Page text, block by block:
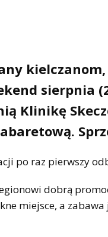
sierpnia
Klinikę
po raz pierwszy
dobrą
miejsce, a